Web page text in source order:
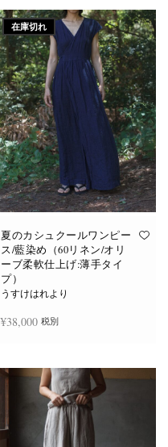
ジ
か
ら
選
択
で
き
ま
す
の
商
品
に
複
数
の
ョ
ン
が
あ
り
ま
オ
プ
シ
ョ
ら
選
択
で
き
ま
す
在庫切れ
夏のカシュクールワンピー
ス/藍染め（60リネン/オリ
ーブ柔軟仕上げ:薄手タイ
プ）
うすけはれより
¥38,000 税別